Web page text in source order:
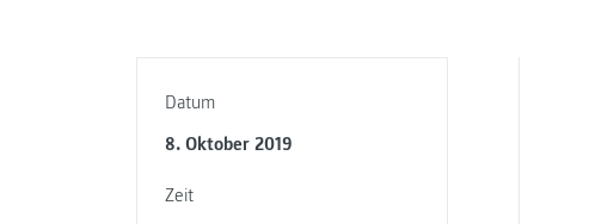
Datum
8. Oktober 2019
Zeit